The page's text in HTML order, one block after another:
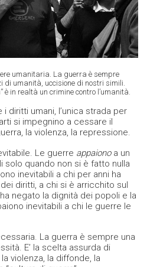
umanitaria. La guerra è sempre
umanità, uccisione di nostri simili.
in realtà un crimine contro l’umanità.
diritti umani, l’unica strada per
si impegnino a cessare il
la violenza, la repressione.
Le guerre appaionoa un
solo quando non si è fatto nulla
inevitabili a chi per anni ha
diritti, a chi si è arricchito sul
negato la dignità dei popoli e la
inevitabili a chi le guerre le
La guerra è sempre una
E’ la scelta assurda di
violenza, la diffonde, la